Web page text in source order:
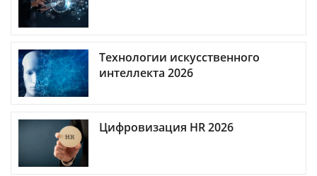
Технологии искусственного
интеллекта 2026
Цифровизация HR 2026